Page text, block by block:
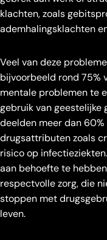
klachten, zoals
ademhalingsklachten
Veel van deze
bijvoorbeeld rond 75%
mentale problemen te
gebruik van geestelijke
deelden meer dan
drugsattributen zoals
risico op
aan behoefte te
respectvolle zorg, die
stoppen met
leven.